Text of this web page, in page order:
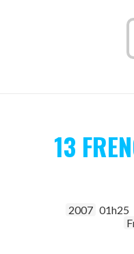
13
2007 01h25